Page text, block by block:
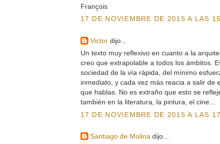
François
17 DE NOVIEMBRE DE 2015 A LAS
Victordijo...
Un texto muy reflexivo en cuanto a la
creo que extrapolable a todos los ámbitos.
sociedad de la vía rápida, del mínimo
inmediato, y cada vez más reacia a salir de
que hablas. No es extraño que esto se
también en la literatura, la pintura, el cine...
17 DE NOVIEMBRE DE 2015 A LAS
Santiago de Molina dijo...